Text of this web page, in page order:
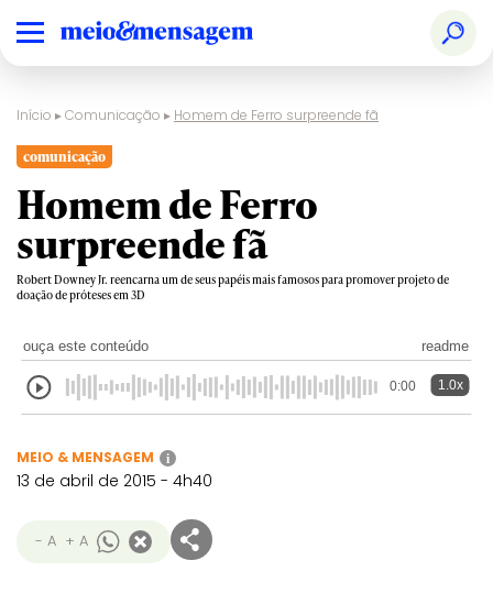
Início ▸Comunicação ▸ Homem de Ferro surpreende fã
comunicação
Homem de Ferro
surpreende fã
Robert Downey Jr. reencarna um de seus papéis mais famosos para promover projeto de
doação de próteses em 3D
ouça este conteúdo readme
0:00 1.0x
MEIO & MENSAGEM i
13 de abril de 2015 - 4h40
- A + A